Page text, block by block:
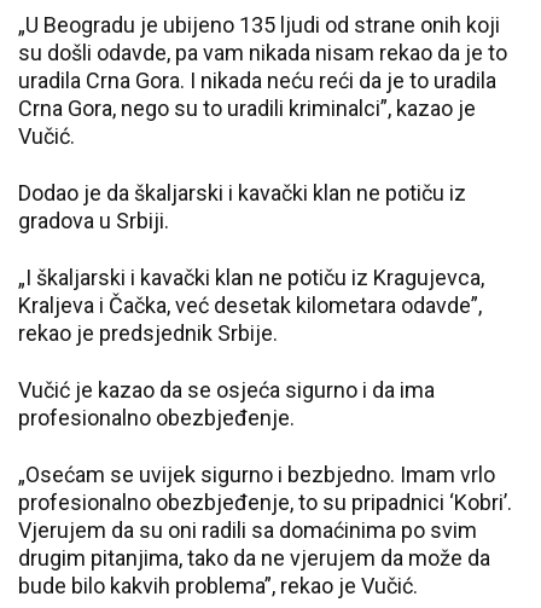
„U Beogradu je ubijeno 135 ljudi od strane onih koji
su došli odavde, pa vam nikada nisam rekao da je to
uradila Crna Gora. I nikada neću reći da je to uradila
Crna Gora, nego su to uradili kriminalci”, kazao je
Vučić.
Dodao je da škaljarski i kavački klan ne potiču iz
gradova u Srbiji.
„I škaljarski i kavački klan ne potiču iz Kragujevca,
Kraljeva i Čačka, već desetak kilometara odavde”,
rekao je predsjednik Srbije.
Vučić je kazao da se osjeća sigurno i da ima
profesionalno obezbjeđenje.
„Osećam se uvijek sigurno i bezbjedno. Imam vrlo
profesionalno obezbjeđenje, to su pripadnici ‘Kobri’.
Vjerujem da su oni radili sa domaćinima po svim
drugim pitanjima, tako da ne vjerujem da može da
bude bilo kakvih problema”, rekao je Vučić.